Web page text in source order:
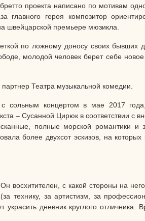
проекта написано по мотивам
героя композитор
швейцарской премьере мюзикла.
по ложному доносу своих бывших
молодой человек берет себе
Театра музыкальной комедии.
с сольным концертом в мае 2017
– Сусанной Цирюк в соответствии с
полные морской романтики и
более двухсот эскизов, на которых
с какой стороны на него
технику, за артистизм, за
дневник круглого отличника.